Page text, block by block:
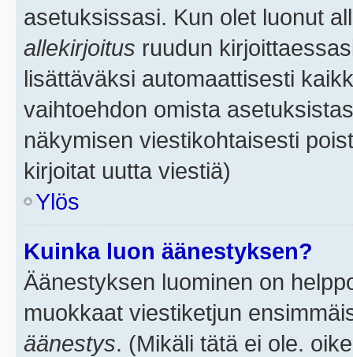
asetuksissasi. Kun olet luonut
allekirjoitus ruudun
lisättäväksi automaattisesti
vaihtoehdon omista
näkymisen viestikohtaisesti
kirjoitat uutta viestiä)
Ylös
Kuinka luon äänestyksen?
Äänestyksen luominen on
muokkaat viestiketjun
äänestys. (Mikäli tätä ei ole.